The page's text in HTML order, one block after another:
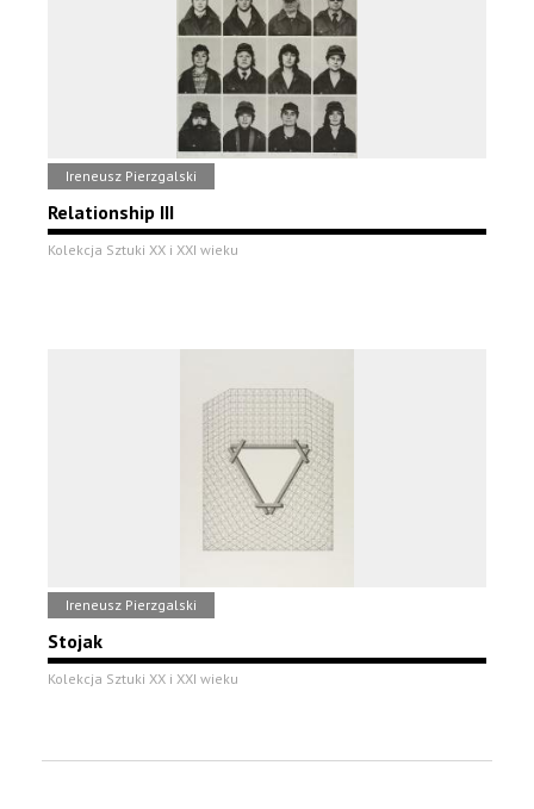
Ireneusz Pierzgalski
Relationship III
Kolekcja Sztuki XX i XXI wieku
Ireneusz Pierzgalski
Stojak
Kolekcja Sztuki XX i XXI wieku